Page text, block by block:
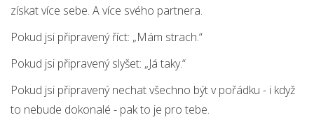
získat více sebe. A více svého partnera.
Pokud jsi připravený říct: „Mám strach.“
Pokud jsi připravený slyšet: „Já taky.“
Pokud jsi připravený nechat všechno být v pořádku - i když
to nebude dokonalé - pak to je pro tebe.